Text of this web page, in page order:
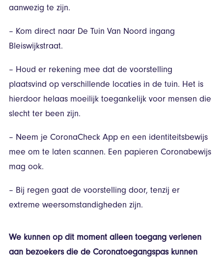
aanwezig te zijn.
– Kom direct naar De Tuin Van Noord ingang
Bleiswijkstraat.
– Houd er rekening mee dat de voorstelling
plaatsvind op verschillende locaties in de tuin. Het is
hierdoor helaas moeilijk toegankelijk voor mensen die
slecht ter been zijn.
– Neem je CoronaCheck App en een identiteitsbewijs
mee om te laten scannen. Een papieren Coronabewijs
mag ook.
– Bij regen gaat de voorstelling door, tenzij er
extreme weersomstandigheden zijn.
We kunnen op dit moment alleen toegang verlenen
aan bezoekers die de Coronatoegangspas kunnen